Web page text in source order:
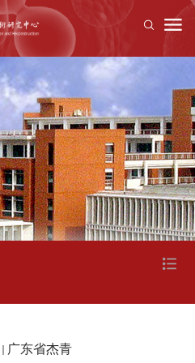
广东省杰青